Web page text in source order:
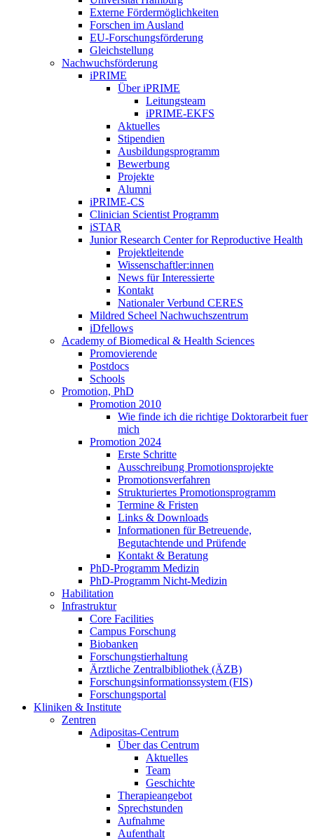
Externe Fördermöglichkeiten
Forschen im Ausland
EU-Forschungsförderung
Gleichstellung
Nachwuchsförderung
iPRIME
Über iPRIME
Leitungsteam
iPRIME-EKFS
Aktuelles
Stipendien
Ausbildungsprogramm
Bewerbung
Projekte
Alumni
iPRIME-CS
Clinician Scientist Programm
iSTAR
Junior Research Center for Reproductive Health
Projektleitende
Wissenschaftler:innen
News für Interessierte
Kontakt
Nationaler Verbund CERES
Mildred Scheel Nachwuchszentrum
iDfellows
Academy of Biomedical & Health Sciences
Promovierende
Postdocs
Schools
Promotion, PhD
Promotion 2010
Wie finde ich die richtige Doktorarbeit fuer
mich
Promotion 2024
Erste Schritte
Ausschreibung Promotionsprojekte
Promotionsverfahren
Strukturiertes Promotionsprogramm
Termine & Fristen
Links & Downloads
Informationen für Betreuende,
Begutachtende und Prüfende
Kontakt & Beratung
PhD-Programm Medizin
PhD-Programm Nicht-Medizin
Habilitation
Infrastruktur
Core Facilities
Campus Forschung
Biobanken
Forschungstierhaltung
Ärztliche Zentralbibliothek (ÄZB)
Forschungsinformationssystem (FIS)
Forschungsportal
Kliniken & Institute
Zentren
Adipositas-Centrum
Über das Centrum
Aktuelles
Team
Geschichte
Therapieangebot
Sprechstunden
Aufnahme
Aufenthalt